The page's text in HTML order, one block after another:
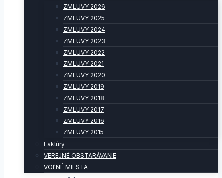
ZMLUVY 2026
ZMLUVY 2025
ZMLUVY 2024
ZMLUVY 2023
ZMLUVY 2022
ZMLUVY 2021
ZMLUVY 2020
ZMLUVY 2019
ZMLUVY 2018
ZMLUVY 2017
ZMLUVY 2016
ZMLUVY 2015
Faktúry
VEREJNÉ OBSTARÁVANIE
VOĽNÉ MIESTA